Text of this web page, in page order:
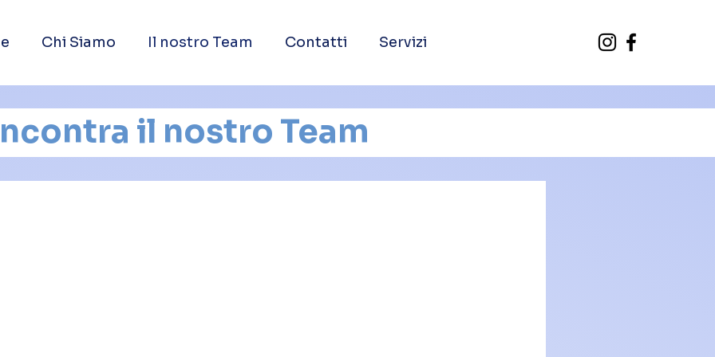
Chi Siamo Il nostro Team Contatti Servizi
il nostro Team